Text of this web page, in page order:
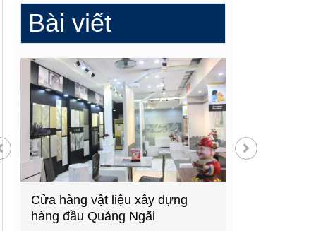
Bài viết
Cửa hàng vật liệu xây dựng
hàng đầu Quảng Ngãi